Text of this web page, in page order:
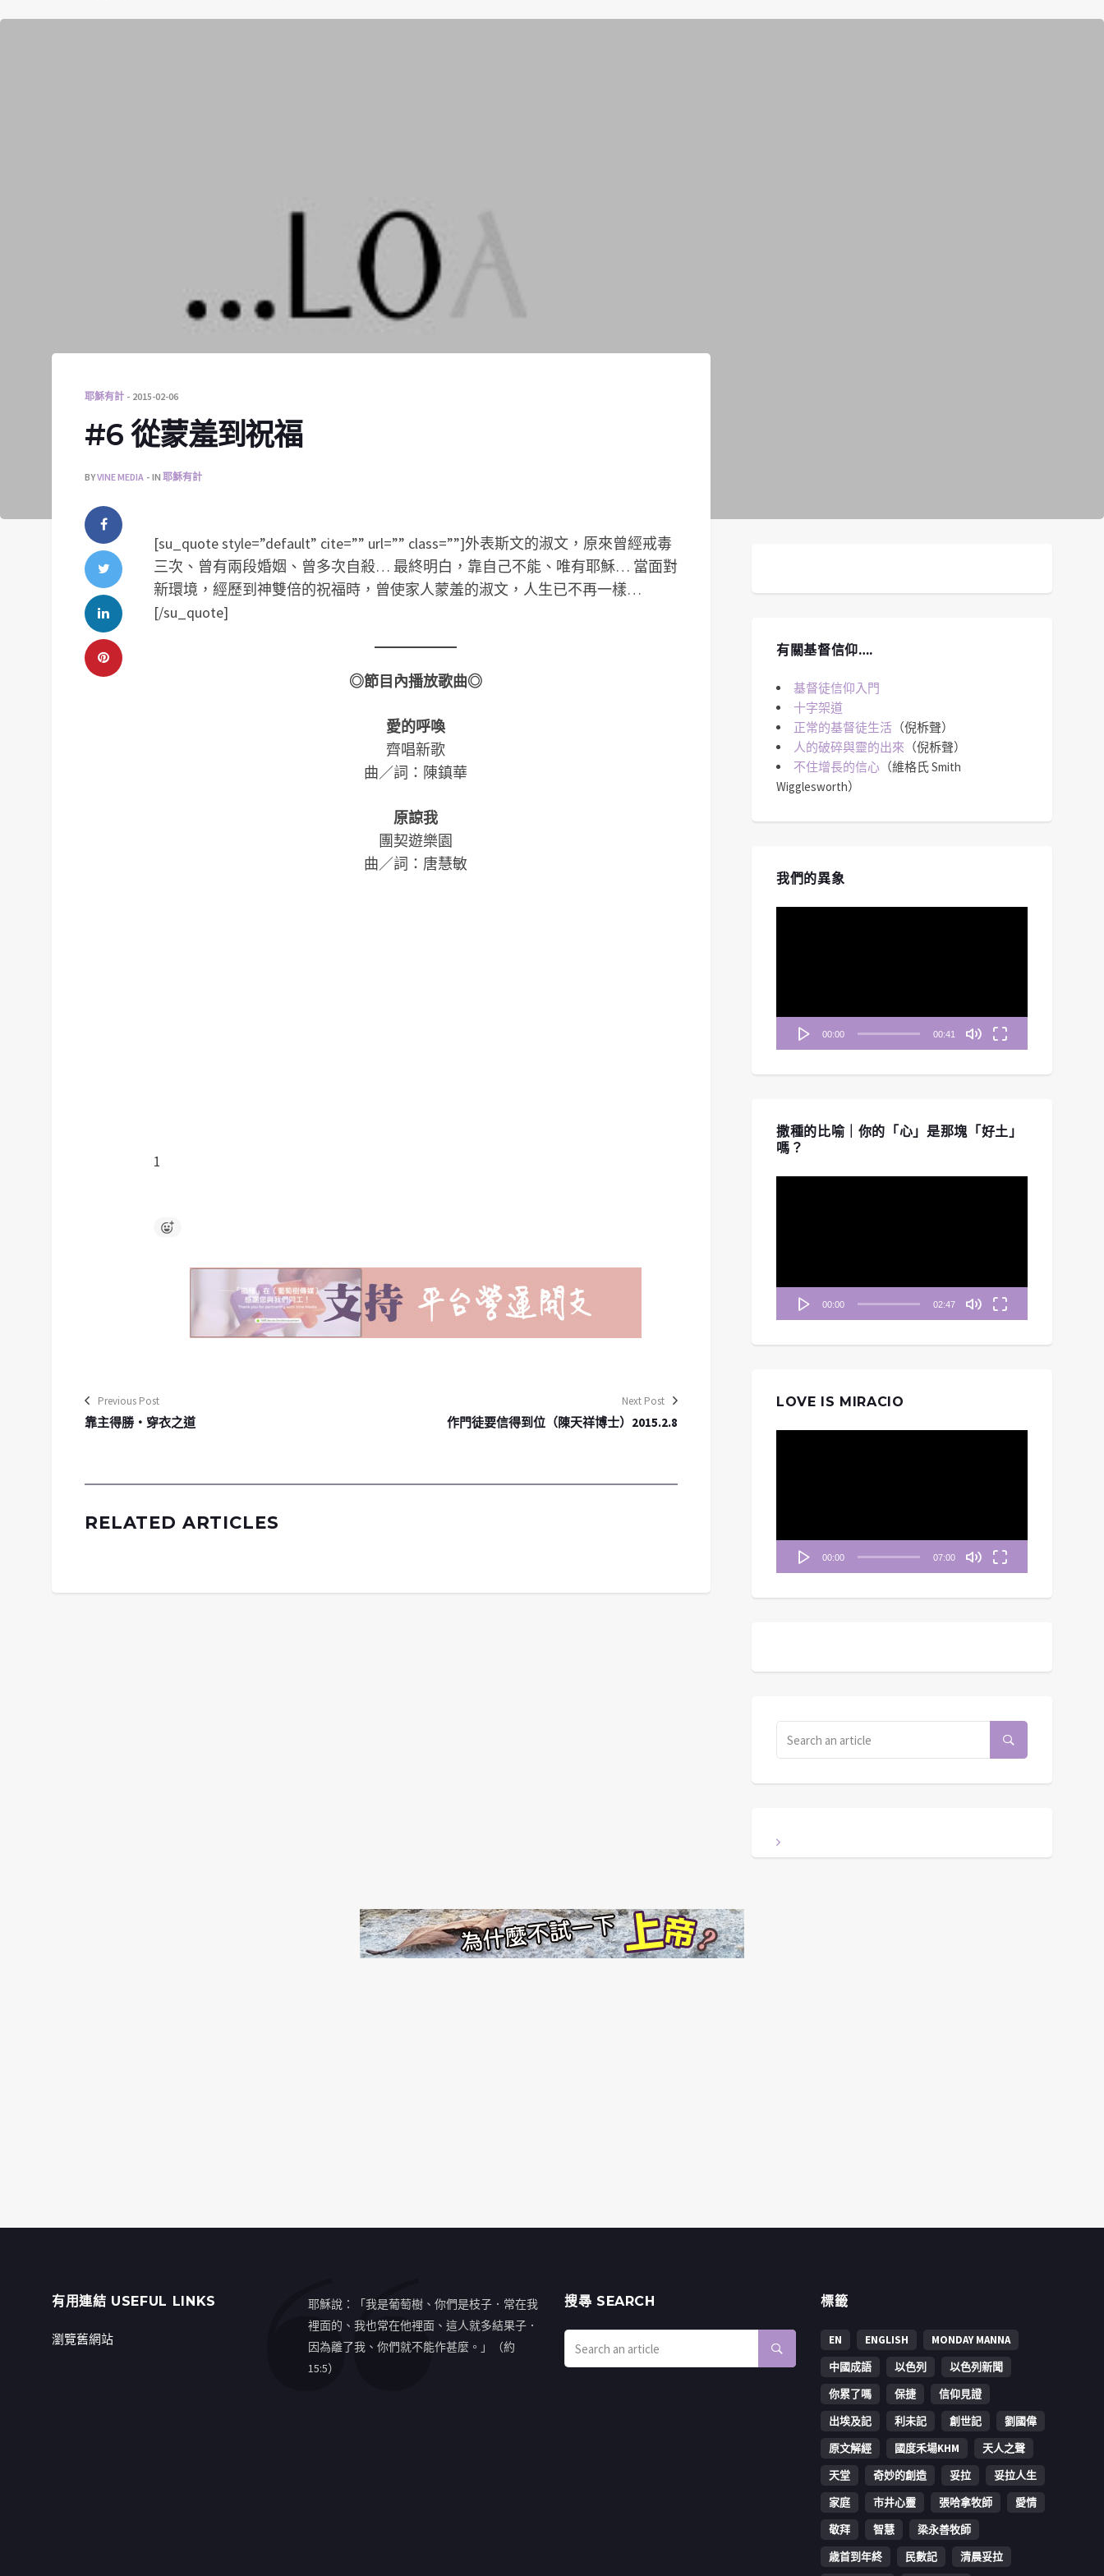
耶穌有計 2015-02-06
#6 從蒙羞到祝福
BYVINE MEDIA IN 耶穌有計
[su_quote style=”default” cite=”” url=”” class=””]外表斯文的淑文，原來曾經戒毒
三次、曾有兩段婚姻、曾多次自殺… 最終明白，靠自己不能、唯有耶穌… 當面對
新環境，經歷到神雙倍的祝福時，曾使家人蒙羞的淑文，人生已不再一樣…
[/su_quote]
◎節目內播放歌曲◎
愛的呼喚
齊唱新歌
曲／詞：陳鎮華
原諒我
團契遊樂園
曲／詞：唐慧敏
1
Previous Post
靠主得勝‧穿衣之道
Next Post
作門徒要信得到位（陳天祥博士）2015.2.8
RELATED ARTICLES
有關基督信仰….
基督徒信仰入門
十字架道
正常的基督徒生活 （倪柝聲）
人的破碎與靈的出來 （倪柝聲）
不住增長的信心 （維格氏 Smith
Wigglesworth）
我們的異象
00:00 00:41
撒種的比喻｜你的「心」是那塊「好土」
嗎？
00:00 02:47
LOVE IS MIRACIO
00:00 07:00
有用連結 USEFUL LINKS
瀏覽舊網站
耶穌說：「我是葡萄樹、你們是枝子．常在我
裡面的、我也常在他裡面、這人就多結果子．
因為離了我、你們就不能作甚麼。」（約
15:5）
搜㝷 SEARCH 標籤
EN ENGLISH
MONDAY MANNA
中國成語
以色列
以色列新聞
你累了嗎
保捷
信仰見證
出埃及記
利未記 創世記
劉國偉
原文解經
國度禾場KHM
天人之聲
天堂
奇妙的創造 妥拉
妥拉人生
家庭
市井心靈 張哈拿牧師
愛情
敬拜
智慧
梁永善牧師
歳首到年終
民數記 清晨妥拉